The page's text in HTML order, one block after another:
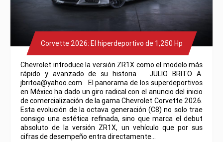
Corvette 2026: El hiperdeportivo de 1,250 Hp
Chevrolet introduce la versión ZR1X como el modelo más
rápido y avanzado de su historia JULIO BRITO A.
jbritoa@yahoo.com El panorama de los superdeportivos
en México ha dado un giro radical con el anuncio del inicio
de comercialización de la gama Chevrolet Corvette 2026.
Esta evolución de la octava generación (C8) no solo trae
consigo una estética refinada, sino que marca el debut
absoluto de la versión ZR1X, un vehículo que por sus
cifras de desempeño entra directamente…